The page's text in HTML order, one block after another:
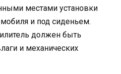
местами установки
и под сиденьем.
должен быть
и механических